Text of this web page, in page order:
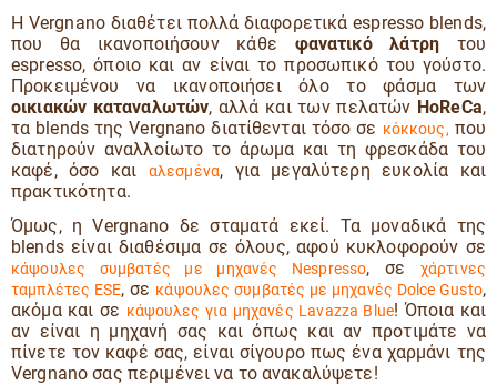
Η Vergnano διαθέτει πολλά διαφορετικά espresso blends,
που θα ικανοποιήσουν κάθε φανατικό λάτρητου
espresso, όποιο και αν είναι το προσωπικό του γούστο.
Προκειμένου να ικανοποιήσει όλο το φάσμα των
οικιακών καταναλωτών, αλλά και των πελατών HoReCa,
τα blends της Vergnano διατίθενται τόσο σε κόκκους, που
διατηρούν αναλλοίωτο το άρωμα και τη φρεσκάδα του
καφέ, όσο και
αλεσμένα, για μεγαλύτερη ευκολία και
πρακτικότητα.
Όμως, η Vergnano δε σταματά εκεί. Τα μοναδικά της
blends είναι διαθέσιμα σε όλους, αφού κυκλοφορούν σε
κάψουλες συμβατές με μηχανές Nespresso, σε
χάρτινες
ταμπλέτες ESE, σε κάψουλες συμβατές με μηχανές Dolce Gusto,
ακόμα και σε κάψουλες για μηχανές Lavazza Blue! Όποια και
αν είναι η μηχανή σας και όπως και αν προτιμάτε να
πίνετε τον καφέ σας, είναι σίγουρο πως ένα χαρμάνι της
Vergnano σας περιμένει να το ανακαλύψετε!